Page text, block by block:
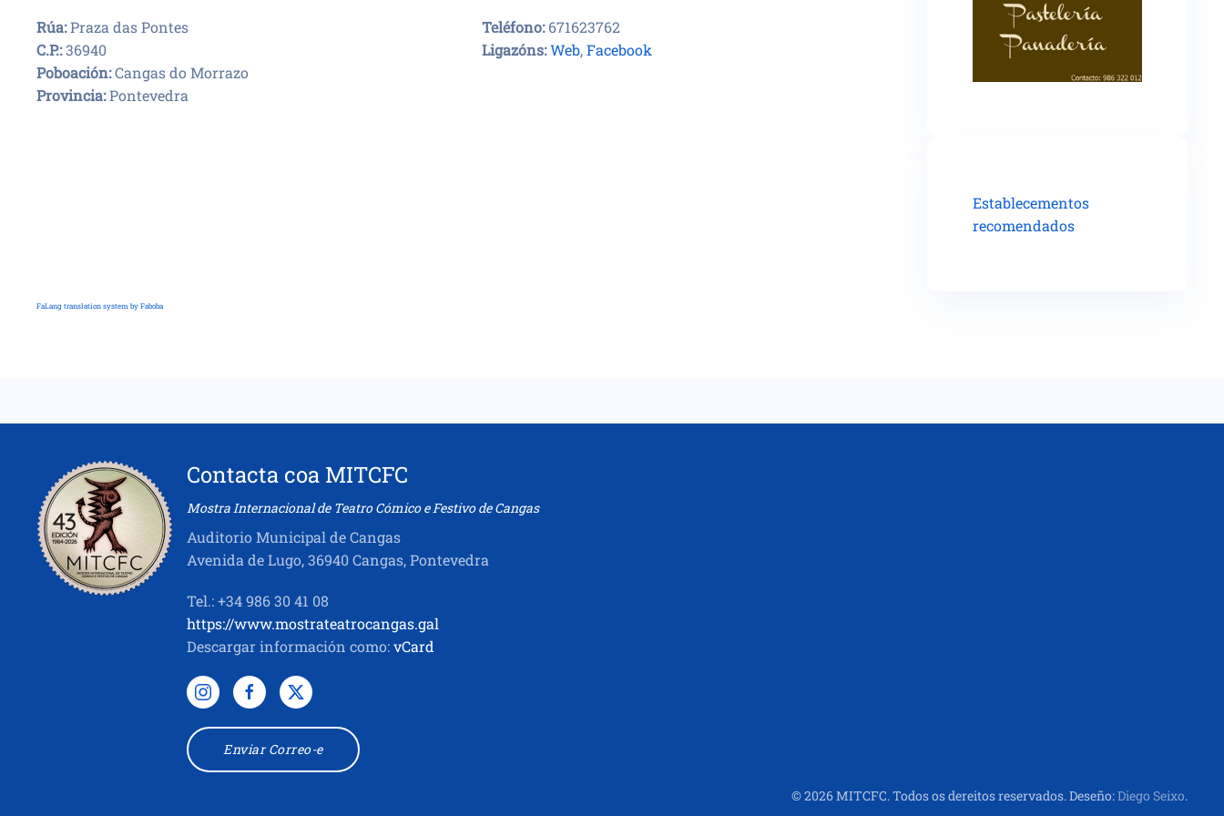
Rúa:Praza das Pontes
C.P.:36940
Poboación:Cangas do Morrazo
Provincia:Pontevedra
Teléfono:671623762
Ligazóns:Web,Facebook
Establecementos
recomendados
FaLang translation system by Faboba
Contacta coa MITCFC
Mostra Internacional de Teatro Cómico e Festivo de Cangas
Auditorio Municipal de Cangas
Avenida de Lugo, 36940 Cangas, Pontevedra
Tel.: +34 986 30 41 08
https://www.mostrateatrocangas.gal
Descargar información como:vCard
Enviar Correo-e
©2026MITCFC. Todos os dereitos reservados.Deseño:Diego Seixo.